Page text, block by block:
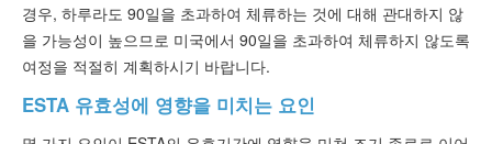
경우, 하루라도 90일을 초과하여 체류하는 것에 대해 관대하지 않
을 가능성이 높으므로 미국에서 90일을 초과하여 체류하지 않도록
여정을 적절히 계획하시기 바랍니다.
ESTA 유효성에 영향을 미치는 요인